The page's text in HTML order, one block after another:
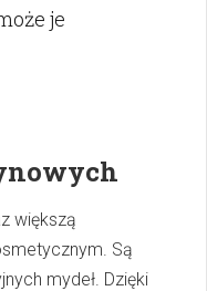
je
większą
Są
mydeł. Dzięki